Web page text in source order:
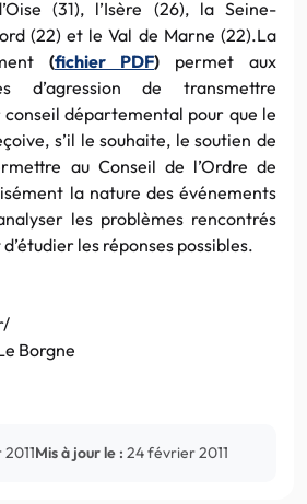
(31), l’Isère (26), la Seine-
(22) et le Val de Marne (22).La
(fichier PDF) permet aux
d’agression de transmettre
départemental pour que le
s’il le souhaite, le soutien de
au Conseil de l’Ordre de
la nature des événements
les problèmes rencontrés
les réponses possibles.
Borgne
Mis à jour le : 24 février 2011